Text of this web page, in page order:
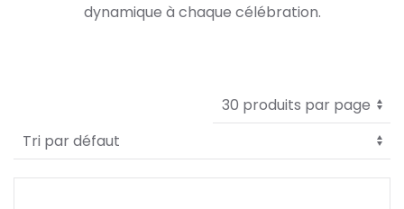
dynamique à chaque célébration.